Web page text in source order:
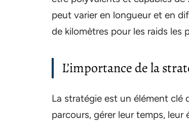
peut varier en longueur et en
de kilomètres pour les raids les
L’importance de la
La stratégie est un élément clé
parcours, gérer leur temps,